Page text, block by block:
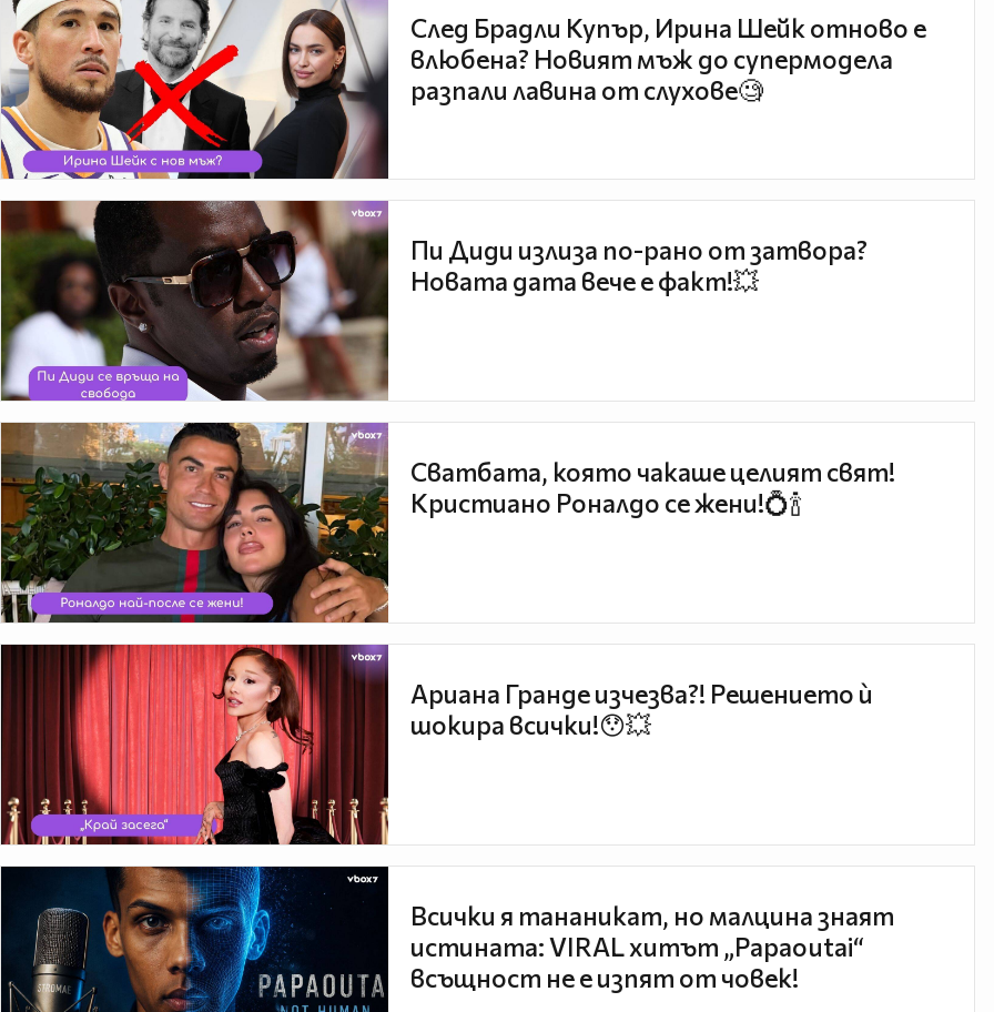
След Брадли Купър, Ирина Шейк отново е
влюбена? Новият мъж до супермодела
разпали лавина от слухове🧐
Пи Диди излиза по-рано от затвора?
Новата дата вече е факт!💥
Сватбата, която чакаше целият свят!
Кристиано Роналдо се жени!💍🍾
Ариана Гранде изчезва?! Решението ѝ
шокира всички!😯💥
Всички я тананикат, но малцина знаят
истината: VIRAL хитът „Papaoutai“
всъщност не е изпят от човек!